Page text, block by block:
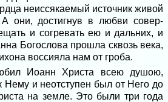
неиссякаемый источник живой
А они, достигнув в любви совер­
и согревать ею и дальних, и
Бо­гослова прошла сквозь века,
воссияла нам от гроба.
Иоанн Христа всею душою,
Нему и неотступен был от Него до
на земле. Это были три года